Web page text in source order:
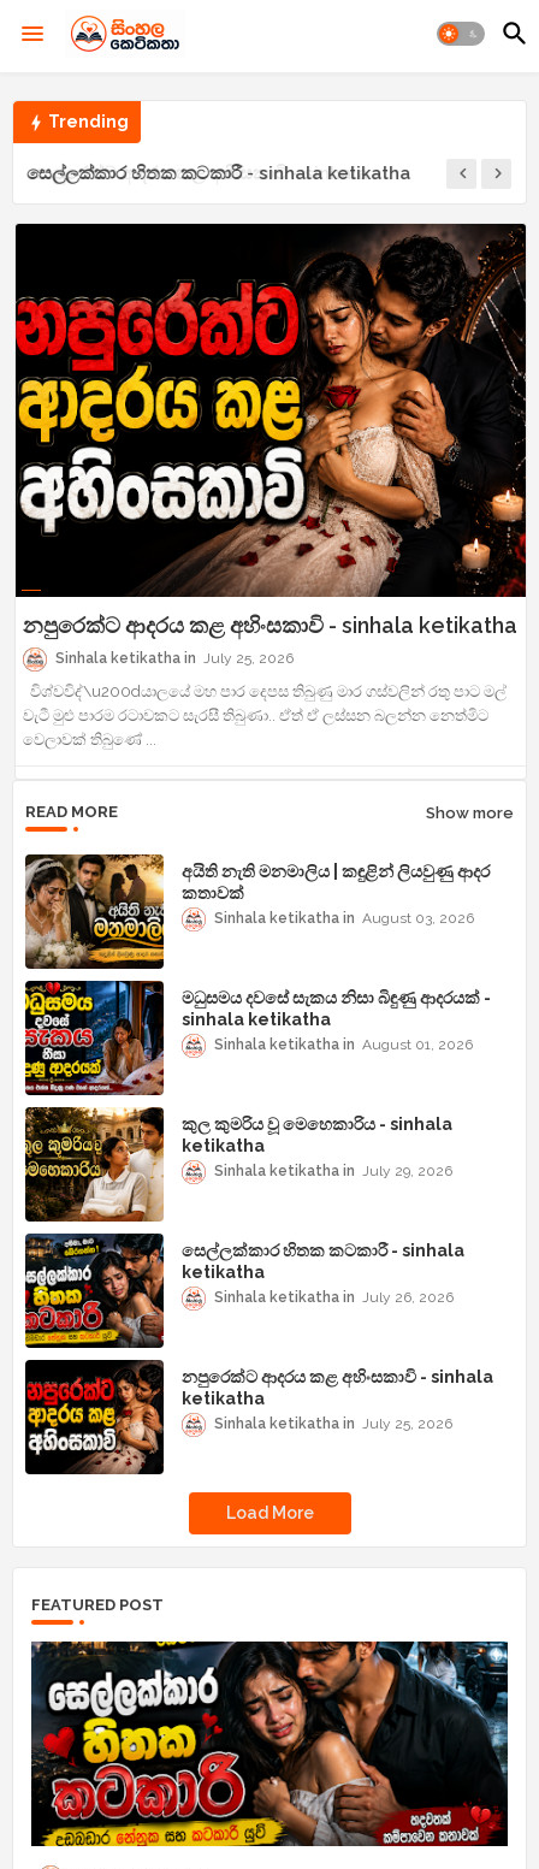
Trending
සෙල්ලක්කාර හිතක කටකාරී - sinhala ketikatha
නපුරෙක්ට ආදරය කළ අහිංසකාවි - sinhala ketikatha
Sinhala ketikatha July 25, 2026
විශ්වවිද්\u200dයාලයේ මහ පාර දෙපස තිබුණු මාර ගස්වලින් රතු පාට මල්
වැටී මුළු පාරම රටාවකට සැරසී තිබුණා.. ඒත් ඒ ලස්සන බලන්න නෙත්මිට
වෙලාවක් තිබුණේ ...
READ MORE Show more
අයිති නැති මනමාලිය | කඳුළින් ලියවුණු ආදර
කතාවක්
Sinhala ketikatha August 03, 2026
මධුසමය දවසේ සැකය නිසා බිඳුණු ආදරයක් -
sinhala ketikatha
Sinhala ketikatha August 01, 2026
කුල කුමරිය වූ මෙහෙකාරිය - sinhala
ketikatha
Sinhala ketikatha July 29, 2026
සෙල්ලක්කාර හිතක කටකාරී - sinhala
ketikatha
Sinhala ketikatha July 26, 2026
නපුරෙක්ට ආදරය කළ අහිංසකාවි - sinhala
ketikatha
Sinhala ketikatha July 25, 2026
Load More
FEATURED POST